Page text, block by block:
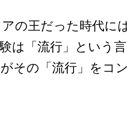
の王だった時代に
は「流行」という
その「流行」をコ